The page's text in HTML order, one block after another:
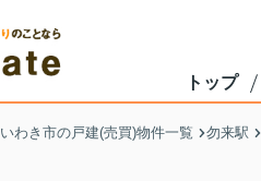
トップ
いわき市の戸建(売買)物件一覧 勿来駅